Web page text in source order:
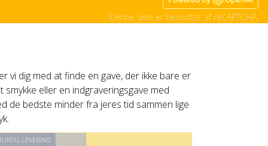
Denne side er beskyttet af reCAPTCHA.
vi dig med at finde en gave, der ikke bare er
eller en indgraveringsgave med
de bedste minder fra jeres tid sammen lige
LEVERING